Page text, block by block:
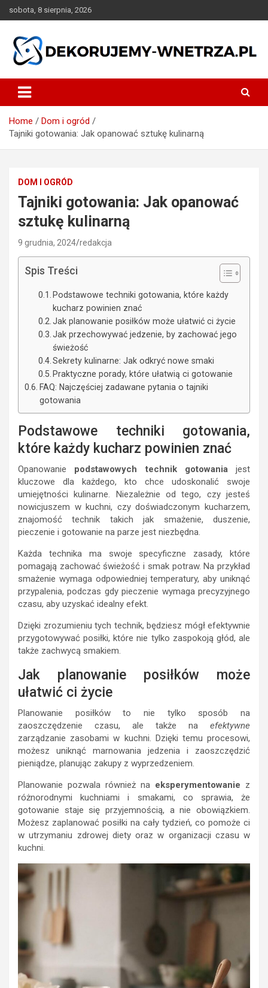
to
sobota, 8 sierpnia, 2026
dekorujemy-wnetrza.pl
Home
Dom i ogród
Tajniki gotowania: Jak opanować sztukę kulinarną
DOM I OGRÓD
Tajniki gotowania: Jak opanować
sztukę kulinarną
9 grudnia, 2024 redakcja
Spis Treści
Podstawowe techniki gotowania, które każdy
kucharz powinien znać
Jak planowanie posiłków może ułatwić ci życie
Jak przechowywać jedzenie, by zachować jego
świeżość
Sekrety kulinarne: Jak odkryć nowe smaki
Praktyczne porady, które ułatwią ci gotowanie
FAQ: Najczęściej zadawane pytania o tajniki
gotowania
Podstawowe techniki gotowania,
które każdy kucharz powinien znać
Opanowanie podstawowych technik gotowaniajest
kluczowe dla każdego, kto chce udoskonalić swoje
umiejętności kulinarne. Niezależnie od tego, czy jesteś
nowicjuszem w kuchni, czy doświadczonym kucharzem,
znajomość technik takich jak smażenie, duszenie,
pieczenie i gotowanie na parze jest niezbędna.
Każda technika ma swoje specyficzne zasady, które
pomagają zachować świeżość i smak potraw. Na przykład
smażenie wymaga odpowiedniej temperatury, aby uniknąć
przypalenia, podczas gdy pieczenie wymaga precyzyjnego
czasu, aby uzyskać idealny efekt.
Dzięki zrozumieniu tych technik, będziesz mógł efektywnie
przygotowywać posiłki, które nie tylko zaspokoją głód, ale
także zachwycą smakiem.
Jak planowanie posiłków może
ułatwić ci życie
Planowanie posiłków to nie tylko sposób na
zaoszczędzenie czasu, ale także na efektywne
zarządzanie zasobami w kuchni. Dzięki temu procesowi,
możesz uniknąć marnowania jedzenia i zaoszczędzić
pieniądze, planując zakupy z wyprzedzeniem.
Planowanie pozwala również na eksperymentowanie z
różnorodnymi kuchniami i smakami, co sprawia, że
gotowanie staje się przyjemnością, a nie obowiązkiem.
Możesz zaplanować posiłki na cały tydzień, co pomoże ci
w utrzymaniu zdrowej diety oraz w organizacji czasu w
kuchni.